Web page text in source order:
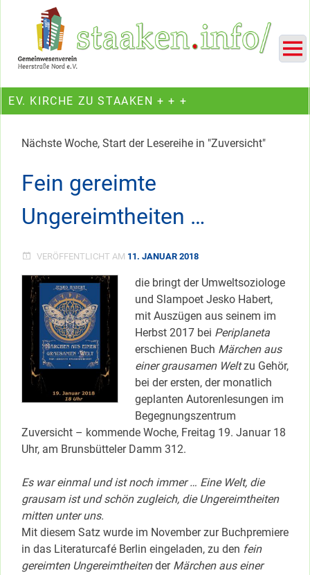
Ein Projekt des Gemeinwesenvereins Heerstraße Nord
EV. KIRCHE ZU STAAKEN + + +
Nächste Woche, Start der Lesereihe in "Zuversicht"
Fein gereimte
Ungereimtheiten …
VERÖFFENTLICHT AM 11. JANUAR 2018
die bringt der Umweltsoziologe
und Slampoet Jesko Habert,
mit Auszügen aus seinem im
Herbst 2017 bei Periplaneta
erschienen Buch Märchen aus
einer grausamen Weltzu Gehör,
bei der ersten, der monatlich
geplanten Autorenlesungen im
Begegnungszentrum
Zuversicht – kommende Woche, Freitag 19. Januar 18
Uhr, am Brunsbütteler Damm 312.
Es war einmal und ist noch immer … Eine Welt, die
grausam ist und schön zugleich, die Ungereimtheiten
mitten unter uns.
Mit diesem Satz wurde im November zur Buchpremiere
in das Literaturcafé Berlin eingeladen, zu den fein
gereimten Ungereimtheitender Märchen aus einer